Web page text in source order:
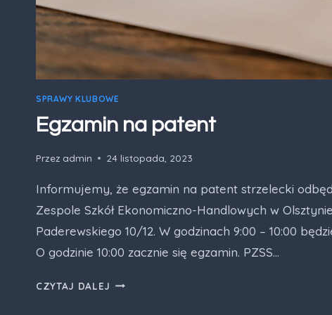
SPRAWY KLUBOWE
Egzamin na patent
Przez admin 24 listopada, 2023
Informujemy, że egzamin na patent strzelecki
Zespole Szkół Ekonomiczno-Handlowych w
Paderewskiego 10/12. W godzinach 9:00 – 10:00
O godzinie 10:00 zacznie się egzamin. PZSS…
CZYTAJ DALEJ EGZAMIN